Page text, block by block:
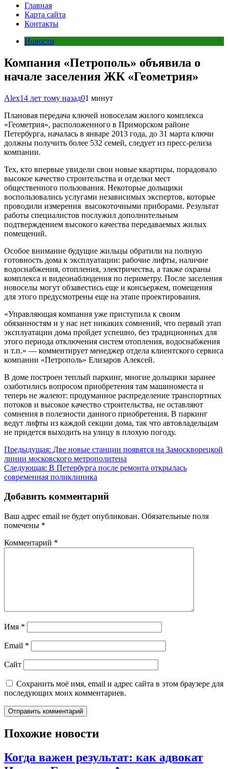
Главная
Карта сайта
Контакты
Новости
Компания «Петрополь» объявила о
начале заселения ЖК «Геометрия»
Alex14 лет тому назад01 минут
Плановая передача ключей новоселам жилого комплекса
«Геометрия», расположенного в Приморском районе
Петербурга, началась в январе 2013 года, до 31 марта ключи
должны получить более 532 семей, следует из пресс-релиза
компании.
Тех, кто впервые увидели свои новые квартиры, порадовало
высокое качество строительства и отделки мест
общественного пользования. Некоторые дольщики
воспользовались услугами независимых экспертов, которые
проводили измерения высокоточными приборами. Результат
работы специалистов послужил дополнительным
подтверждением высокого качества передаваемых жилых
помещений.
Особое внимание будущие жильцы обратили на полную
готовность дома к эксплуатации: рабочие лифты, наличие
водоснабжения, отопления, электричества, а также охраны
комплекса и видеонаблюдения по периметру. После заселения
новоселы могут обзавестись еще и консьержем, помещения
для этого предусмотрены еще на этапе проектирования.
«Управляющая компания уже приступила к своим
обязанностям и у нас нет никаких сомнений, что первый этап
эксплуатации дома пройдет успешно, без традиционных для
этого периода отключения систем отопления, водоснабжения
и т.п.» — комментирует менеджер отдела клиентского сервиса
компании «Петрополь» Елизаров Алексей.
В доме построен теплый паркинг, многие дольщики заранее
озаботились вопросом приобретения там машиноместа и
теперь не жалеют: продуманное распределение транспортных
потоков и высокое качество строительства, не оставляют
сомнения в полезности данного приобретения. В паркинг
ведут лифты из каждой секции дома, так что автовладельцам
не придется выходить на улицу в плохую погоду.
Навигация
по
записям
Предыдущая: Две новые станции появятся на Замоскворецкой
линии московского метрополитена
Следующая: В Петербурга после ремонта открылась
современная поликлиника
Добавить комментарий
Ваш адрес email не будет опубликован. Обязательные поля
помечены *
Комментарий *
Имя *
Email *
Сайт
Сохранить моё имя, email и адрес сайта в этом браузере для
последующих моих комментариев.
Похожие новости
Когда важен результат: как адвокат